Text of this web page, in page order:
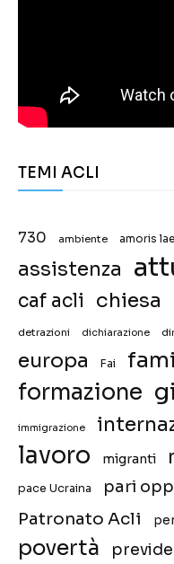
TEMI ACLI
730 ambiente amoris
assistenza
caf acli chiesa
detrazioni dichiarazione
europa Fai
formazione
immigrazione
lavoro migranti
pace Ucraina pari
Patronato Acli
povertà